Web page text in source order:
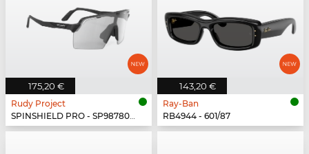
175,20 €
Rudy Project
SPINSHIELD PRO - SP987806-N000
143,20 €
Ray-Ban
RB4944 - 601/87